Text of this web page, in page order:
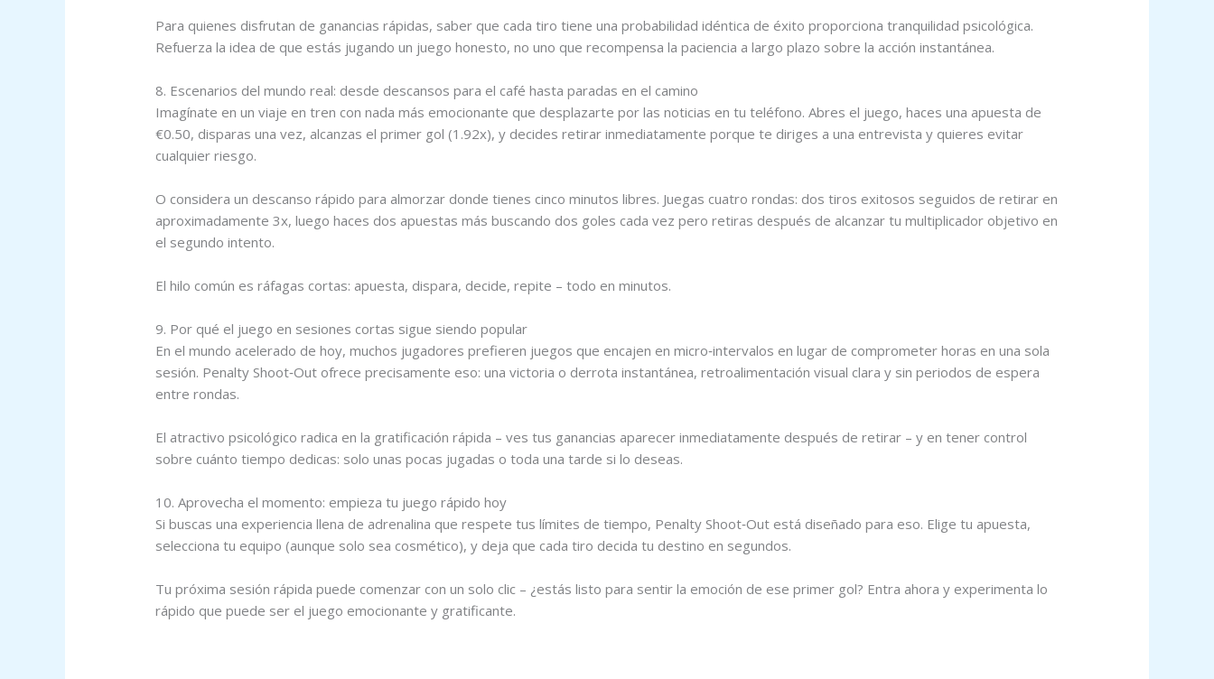
Para quienes disfrutan de ganancias rápidas, saber que cada tiro tiene una probabilidad idéntica de éxito proporciona tranquilidad psicológica.
Refuerza la idea de que estás jugando un juego honesto, no uno que recompensa la paciencia a largo plazo sobre la acción instantánea.
8. Escenarios del mundo real: desde descansos para el café hasta paradas en el camino
Imagínate en un viaje en tren con nada más emocionante que desplazarte por las noticias en tu teléfono. Abres el juego, haces una apuesta de
€0.50, disparas una vez, alcanzas el primer gol (1.92x), y decides retirar inmediatamente porque te diriges a una entrevista y quieres evitar
cualquier riesgo.
O considera un descanso rápido para almorzar donde tienes cinco minutos libres. Juegas cuatro rondas: dos tiros exitosos seguidos de retirar en
aproximadamente 3x, luego haces dos apuestas más buscando dos goles cada vez pero retiras después de alcanzar tu multiplicador objetivo en
el segundo intento.
El hilo común es ráfagas cortas: apuesta, dispara, decide, repite – todo en minutos.
9. Por qué el juego en sesiones cortas sigue siendo popular
En el mundo acelerado de hoy, muchos jugadores prefieren juegos que encajen en micro‑intervalos en lugar de comprometer horas en una sola
sesión. Penalty Shoot‑Out ofrece precisamente eso: una victoria o derrota instantánea, retroalimentación visual clara y sin periodos de espera
entre rondas.
El atractivo psicológico radica en la gratificación rápida – ves tus ganancias aparecer inmediatamente después de retirar – y en tener control
sobre cuánto tiempo dedicas: solo unas pocas jugadas o toda una tarde si lo deseas.
10. Aprovecha el momento: empieza tu juego rápido hoy
Si buscas una experiencia llena de adrenalina que respete tus límites de tiempo, Penalty Shoot‑Out está diseñado para eso. Elige tu apuesta,
selecciona tu equipo (aunque solo sea cosmético), y deja que cada tiro decida tu destino en segundos.
Tu próxima sesión rápida puede comenzar con un solo clic – ¿estás listo para sentir la emoción de ese primer gol? Entra ahora y experimenta lo
rápido que puede ser el juego emocionante y gratificante.